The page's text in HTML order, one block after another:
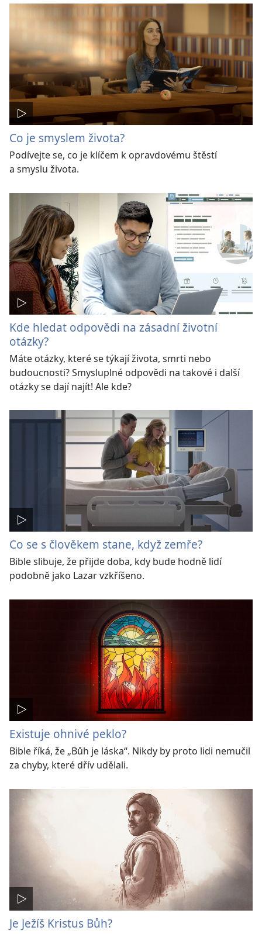
Co je smyslem života?
Podívejte se, co je klíčem k opravdovému štěstí
a smyslu života.
Kde hledat odpovědi na zásadní životní
otázky?
Máte otázky, které se týkají života, smrti nebo
budoucnosti? Smysluplné odpovědi na takové i další
otázky se dají najít! Ale kde?
Co se s člověkem stane, když zemře?
Bible slibuje, že přijde doba, kdy bude hodně lidí
podobně jako Lazar vzkříšeno.
Existuje ohnivé peklo?
Bible říká, že „Bůh je láska“. Nikdy by proto lidi nemučil
za chyby, které dřív udělali.
Je Ježíš Kristus Bůh?